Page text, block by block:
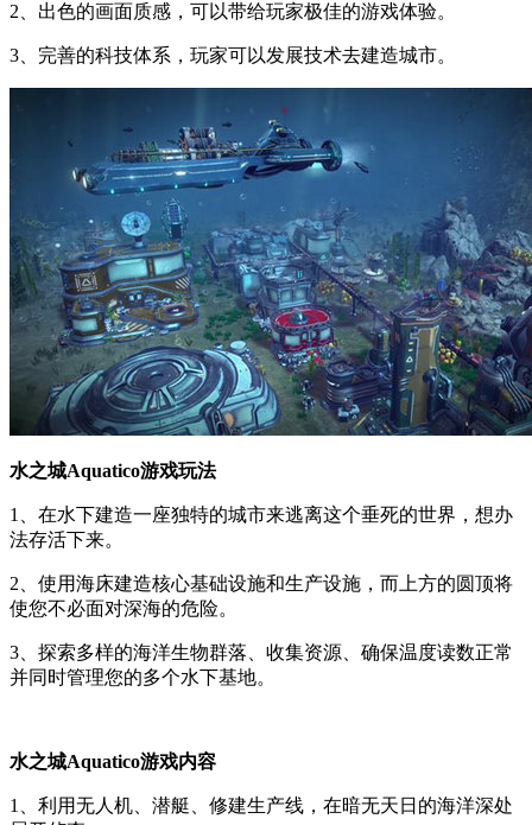
2、出色的画面质感，可以带给玩家极佳的游戏体验。
3、完善的科技体系，玩家可以发展技术去建造城市。
水之城Aquatico游戏玩法
1、在水下建造一座独特的城市来逃离这个垂死的世界，想办
法存活下来。
2、使用海床建造核心基础设施和生产设施，而上方的圆顶将
使您不必面对深海的危险。
3、探索多样的海洋生物群落、收集资源、确保温度读数正常
并同时管理您的多个水下基地。
水之城Aquatico游戏内容
1、利用无人机、潜艇、修建生产线，在暗无天日的海洋深处